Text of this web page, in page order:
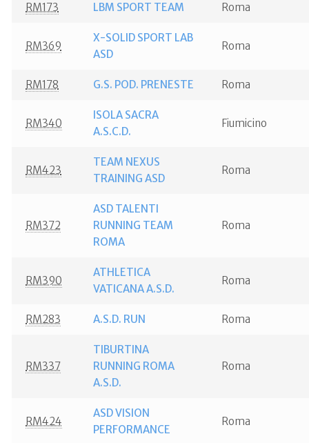
RM173 LBM SPORT TEAM Roma
RM369
X-SOLID SPORT LAB
ASD
Roma
RM178 G.S. POD. PRENESTE Roma
RM340
ISOLA SACRA
A.S.C.D.
Fiumicino
RM423
TEAM NEXUS
TRAINING ASD
Roma
RM372
ASD TALENTI
RUNNING TEAM
ROMA
Roma
RM390
ATHLETICA
VATICANA A.S.D.
Roma
RM283 A.S.D. RUN Roma
RM337
TIBURTINA
RUNNING ROMA
A.S.D.
Roma
RM424
ASD VISION
PERFORMANCE
Roma